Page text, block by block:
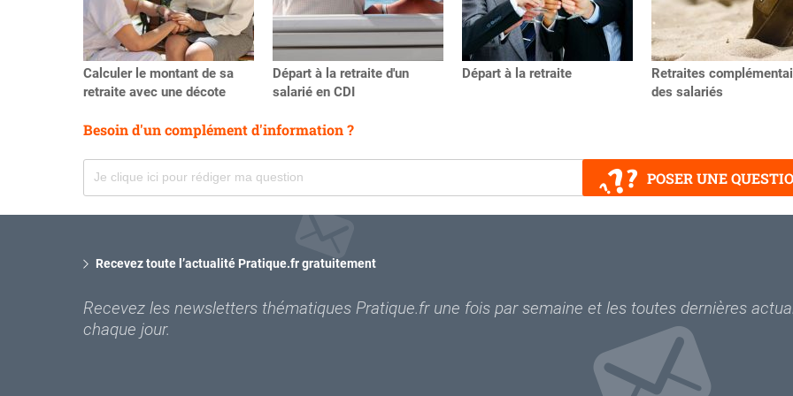
Calculer le montant de sa
retraite avec une décote
Départ à la retraite d'un
salarié en CDI
Départ à la retraite
Retraites
des salariés
Besoin d'un complément d'information ?
POSER UNE
Recevez toute l’actualité Pratique.fr gratuitement
Recevez les newsletters thématiques Pratique.fr une fois par semaine et les toutes dernières
chaque jour.